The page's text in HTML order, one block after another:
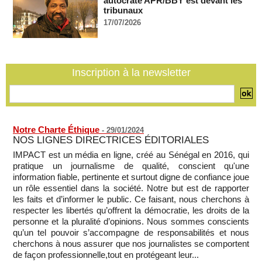
05/08/2026 -
Comment les rebelles font entrer des armes en Centrafrique
malgré l'embargo de l'ONU
Mali: la Cour suprême rejette la demande de libération du
militant Clément Dembélé
tribunaux
17/07/2026
Inscription à la newsletter
Notre Charte Éthique - 29/01/2024
NOS LIGNES DIRECTRICES ÉDITORIALES
IMPACT est un média en ligne, créé au Sénégal en 2016, qui
pratique un journalisme de qualité, conscient qu'une
information fiable, pertinente et surtout digne de confiance joue
un rôle essentiel dans la société. Notre but est de rapporter
les faits et d’informer le public. Ce faisant, nous cherchons à
respecter les libertés qu’offrent la démocratie, les droits de la
personne et la pluralité d’opinions. Nous sommes conscients
qu’un tel pouvoir s’accompagne de responsabilités et nous
cherchons à nous assurer que nos journalistes se comportent
de façon professionnelle,tout en protégeant leur...